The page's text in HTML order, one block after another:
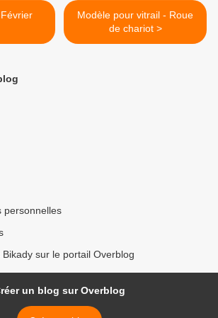
Février
Modèle pour vitrail - Roue
de chariot >
personnelles
sur le portail Overblog
un blog sur Overblog